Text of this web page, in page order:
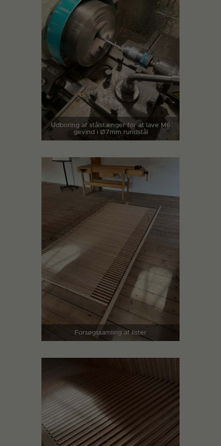
Udboring af stålstænger for at lave M6
gevind i Ø7mm rundstål
Forsøgssamling af lister